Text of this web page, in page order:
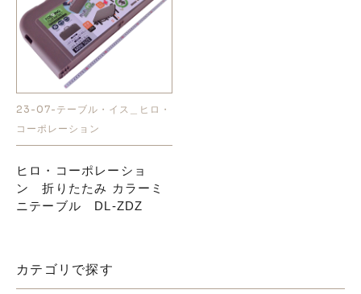
23-07-テーブル・イス＿ヒロ・
コーポレーション
ヒロ・コーポレーショ
ン 折りたたみ カラーミ
ニテーブル DL-ZDZ
カテゴリで探す